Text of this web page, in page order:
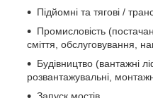
Підйомні та тягові /
Промисловість
сміття, обслуговування,
Будівництво (вантажні
розвантажувальні,